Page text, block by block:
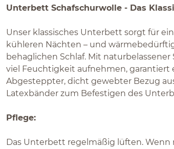
Unterbett Schafschurwolle - Das
Unser klassisches Unterbett sorgt für
kühleren Nächten – und
behaglichen Schlaf. Mit
viel Feuchtigkeit aufnehmen, garantiert
Abgesteppter, dicht gewebter Bezug
Latexbänder zum Befestigen des
Pflege:
Das Unterbett regelmäßig lüften. Wenn